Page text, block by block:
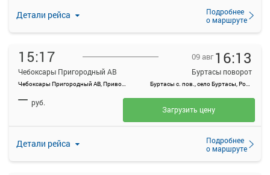
Детали рейса
Подробнее
о маршруте
15:17
Чебоксары Пригородный АВ
Чебоксары Пригородный АВ, Привокзальная ул., 3
09 авг 16:13
Буртасы поворот
Буртасы с. пов., село Буртасы, Россия
Детали рейса
Подробнее
о маршруте
— руб.
Загрузить цену